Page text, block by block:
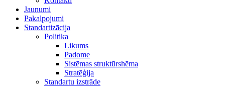
Jaunumi
Pakalpojumi
Standartizācija
Politika
Likums
Padome
Sistēmas struktūrshēma
Stratēģija
Standartu izstrāde